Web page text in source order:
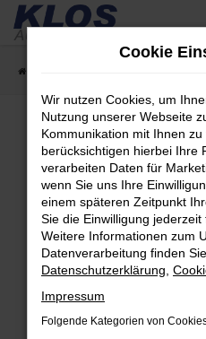
Zum
springen
Fehler: Network
Beim Laden ist ein Fehler
Hier sind ein paar Tipps,
Überprüfe deine
Internetverbindung.
Laden andere
Suchmaschine?
Prüfe deine
Cookie
Wir nutzen Cookies, um
Nutzung unserer Webseite
Kommunikation mit Ihnen
berücksichtigen hierbei Ihre
verarbeiten Daten für
wenn Sie uns Ihre
einem späteren Zeitpunkt
Sie die Einwilligung
Weitere Informationen zum
Datenverarbeitung finden
Datenschutzerklärung
Impressum
Folgende Kategorien von